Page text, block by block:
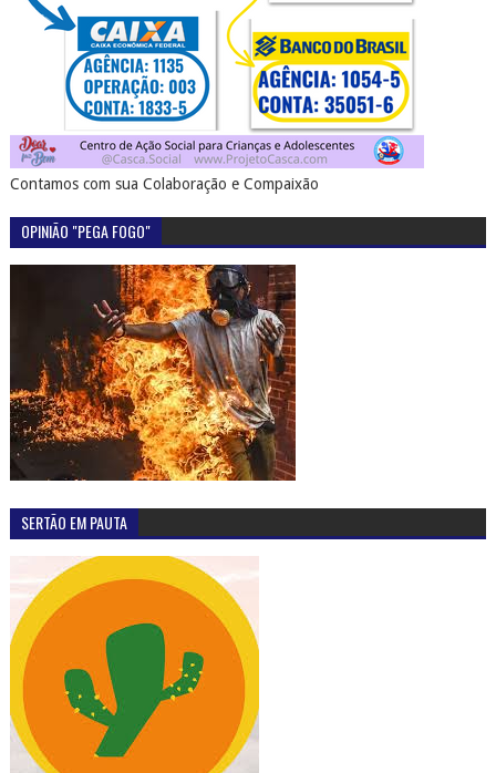
Contamos com sua Colaboração e Compaixão
OPINIÃO "PEGA FOGO"
SERTÃO EM PAUTA